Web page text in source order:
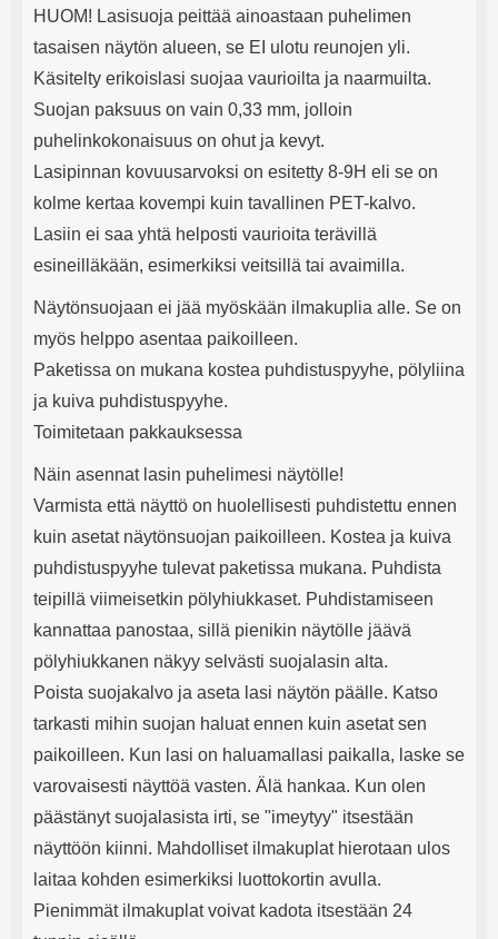
HUOM! Lasisuoja peittää ainoastaan puhelimen
tasaisen näytön alueen, se EI ulotu reunojen yli.
Käsitelty erikoislasi suojaa vaurioilta ja naarmuilta.
Suojan paksuus on vain 0,33 mm, jolloin
puhelinkokonaisuus on ohut ja kevyt.
Lasipinnan kovuusarvoksi on esitetty 8-9H eli se on
kolme kertaa kovempi kuin tavallinen PET-kalvo.
Lasiin ei saa yhtä helposti vaurioita terävillä
esineilläkään, esimerkiksi veitsillä tai avaimilla.
Näytönsuojaan ei jää myöskään ilmakuplia alle. Se on
myös helppo asentaa paikoilleen.
Paketissa on mukana kostea puhdistuspyyhe, pölyliina
ja kuiva puhdistuspyyhe.
Toimitetaan pakkauksessa
Näin asennat lasin puhelimesi näytölle!
Varmista että näyttö on huolellisesti puhdistettu ennen
kuin asetat näytönsuojan paikoilleen. Kostea ja kuiva
puhdistuspyyhe tulevat paketissa mukana. Puhdista
teipillä viimeisetkin pölyhiukkaset. Puhdistamiseen
kannattaa panostaa, sillä pienikin näytölle jäävä
pölyhiukkanen näkyy selvästi suojalasin alta.
Poista suojakalvo ja aseta lasi näytön päälle. Katso
tarkasti mihin suojan haluat ennen kuin asetat sen
paikoilleen. Kun lasi on haluamallasi paikalla, laske se
varovaisesti näyttöä vasten. Älä hankaa. Kun olen
päästänyt suojalasista irti, se "imeytyy" itsestään
näyttöön kiinni. Mahdolliset ilmakuplat hierotaan ulos
laitaa kohden esimerkiksi luottokortin avulla.
Pienimmät ilmakuplat voivat kadota itsestään 24